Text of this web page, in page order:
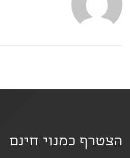
הצטרף כמנוי חינם